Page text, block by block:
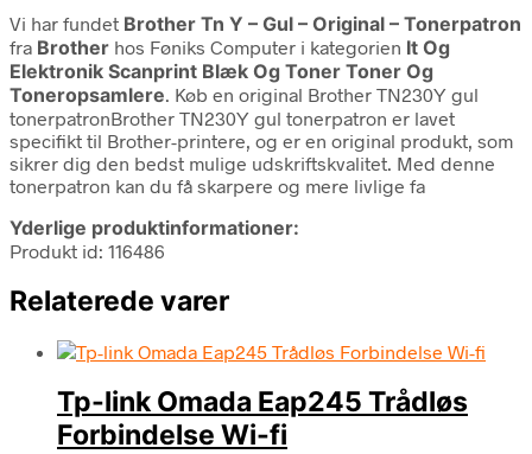
Vi har fundet Brother Tn Y – Gul – Original – Tonerpatron
fra Brother hos Føniks Computer i kategorien It Og
Elektronik Scanprint Blæk Og Toner Toner Og
Toneropsamlere. Køb en original Brother TN230Y gul
tonerpatronBrother TN230Y gul tonerpatron er lavet
specifikt til Brother-printere, og er en original produkt, som
sikrer dig den bedst mulige udskriftskvalitet. Med denne
tonerpatron kan du få skarpere og mere livlige fa
Yderlige produktinformationer:
Produkt id: 116486
Relaterede varer
Tp-link Omada Eap245 Trådløs
Forbindelse Wi-fi